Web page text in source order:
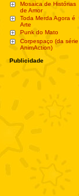
Mosaica de Histórias
de Amor
Toda Merda Agora é
Arte
Punk do Mato
Corpespaço (da série
AnimAction)
Publicidade